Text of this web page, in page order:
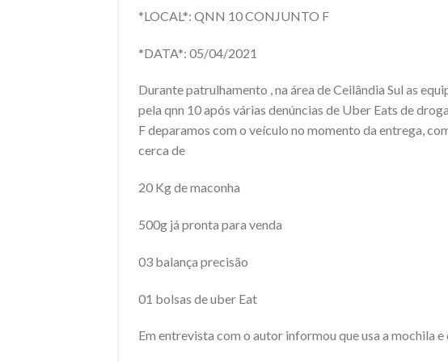
*LOCAL*: QNN 10 CONJUNTO F
*DATA*: 05/04/2021
Durante patrulhamento , na área de Ceilândia Sul as
pela qnn 10 após várias denúncias de Uber Eats de
F deparamos com o veículo no momento da entrega,
cerca de
20 Kg de maconha
500g já pronta para venda
03 balança precisão
01 bolsas de uber Eat
Em entrevista com o autor informou que usa a mochila